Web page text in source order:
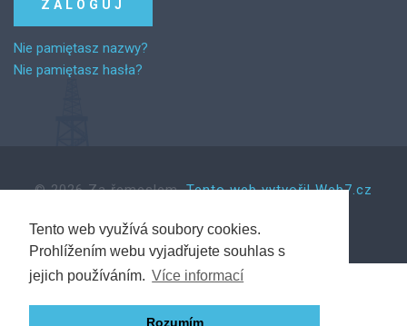
Tento web využívá soubory cookies.
Prohlížením webu vyjadřujete souhlas s
jejich používáním. Více informací
Rozumím
Nie pamiętasz nazwy?
Nie pamiętasz hasła?
© 2026 Za řemeslem. Tento web vytvořil Web7.cz
Back to desktop version